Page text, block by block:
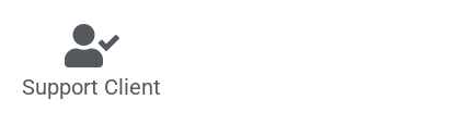
Support Client